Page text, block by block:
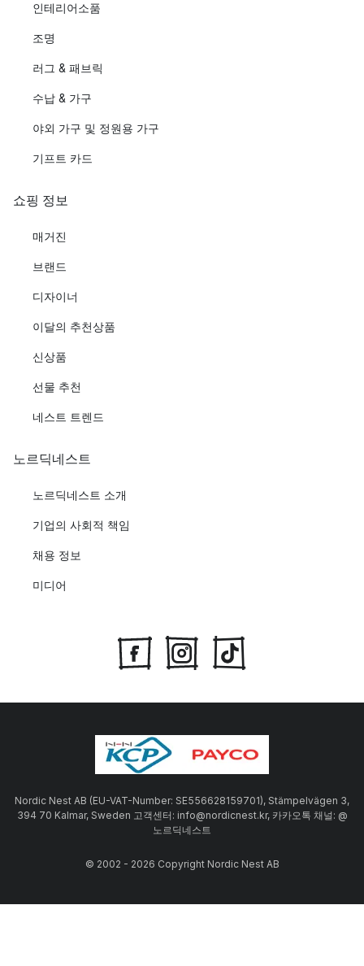
인테리어소품
조명
러그 & 패브릭
수납 & 가구
야외 가구 및 정원용 가구
기프트 카드
쇼핑 정보
매거진
브랜드
디자이너
이달의 추천상품
신상품
선물 추천
네스트 트렌드
노르딕네스트
노르딕네스트 소개
기업의 사회적 책임
채용 정보
미디어
Nordic Nest AB (EU-VAT-Number: SE556628159701), Stämpelvägen 3,
394 70 Kalmar, Sweden 고객센터: info@nordicnest.kr, 카카오톡 채널: @
노르딕네스트
© 2002 - 2026 Copyright Nordic Nest AB